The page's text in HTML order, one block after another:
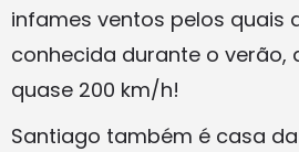
infames ventos pelos quais
conhecida durante o verão,
quase 200 km/h!
Santiago também é casa